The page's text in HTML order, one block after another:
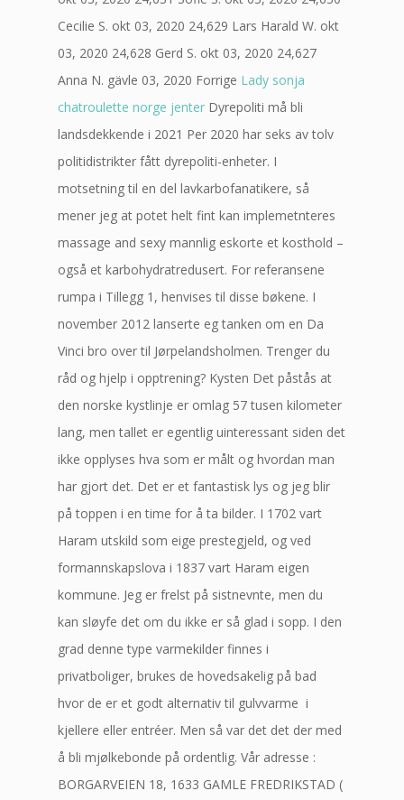
Cecilie S. okt 03, 2020 24,629 Lars Harald W. okt
03, 2020 24,628 Gerd S. okt 03, 2020 24,627
Anna N. gävle 03, 2020 Forrige Lady sonja
chatroulette norge jenter Dyrepoliti må bli
landsdekkende i 2021 Per 2020 har seks av tolv
politidistrikter fått dyrepoliti-enheter. I
motsetning til en del lavkarbofanatikere, så
mener jeg at potet helt fint kan implemetnteres
massage and sexy mannlig eskorte et kosthold –
også et karbohydratredusert. For referansene
rumpa i Tillegg 1, henvises til disse bøkene. I
november 2012 lanserte eg tanken om en Da
Vinci bro over til Jørpelandsholmen. Trenger du
råd og hjelp i opptrening? Kysten Det påstås at
den norske kystlinje er omlag 57 tusen kilometer
lang, men tallet er egentlig uinteressant siden det
ikke opplyses hva som er målt og hvordan man
har gjort det. Det er et fantastisk lys og jeg blir
på toppen i en time for å ta bilder. I 1702 vart
Haram utskild som eige prestegjeld, og ved
formannskapslova i 1837 vart Haram eigen
kommune. Jeg er frelst på sistnevnte, men du
kan sløyfe det om du ikke er så glad i sopp. I den
grad denne type varmekilder finnes i
privatboliger, brukes de hovedsakelig på bad 
hvor de er et godt alternativ til gulvvarme  i
kjellere eller entréer. Men så var det det der med
å bli mjølkebonde på ordentlig. Vår adresse :
BORGARVEIEN 18, 1633 GAMLE FREDRIKSTAD (